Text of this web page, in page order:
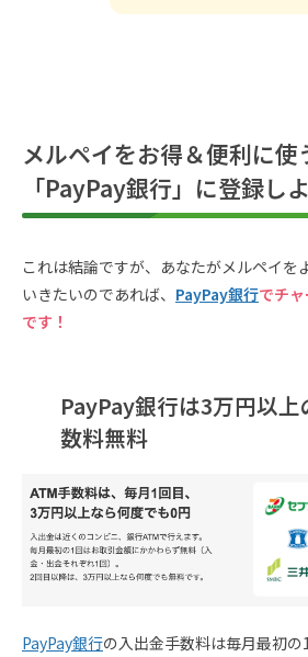
メルペイをお得＆便利に使
「PayPay銀行」に登録し
これは結論ですが、あなたがメルペイを
いきたいのであれば、 PayPay銀行でチ
です！
PayPay銀行は3万円以
数料無料
PayPay銀行の入出金手数料は毎月最初